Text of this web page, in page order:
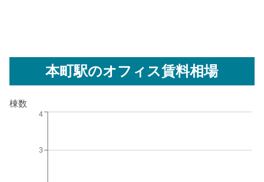
本町駅のオフィス賃料相場
棟数
3
4